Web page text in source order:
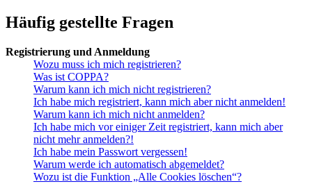
Häufig gestellte Fragen
Registrierung und Anmeldung
Wozu muss ich mich registrieren?
Was ist COPPA?
Warum kann ich mich nicht registrieren?
Ich habe mich registriert, kann mich aber nicht anmelden!
Warum kann ich mich nicht anmelden?
Ich habe mich vor einiger Zeit registriert, kann mich aber
nicht mehr anmelden?!
Ich habe mein Passwort vergessen!
Warum werde ich automatisch abgemeldet?
Wozu ist die Funktion „Alle Cookies löschen“?